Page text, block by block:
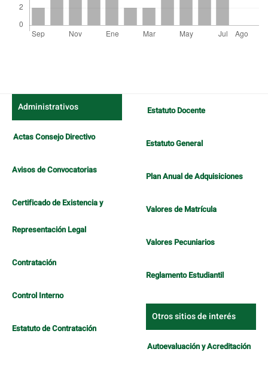
Administrativos
Actas Consejo Directivo
Avisos de Convocatorias
Certificado de Existencia y
Representación Legal
Contratación
Control Interno
Estatuto de Contratación
Estatuto Docente
Estatuto General
Plan Anual de Adquisiciones
Valores de Matrícula
Valores Pecuniarios
Reglamento Estudiantil
Otros sitios de interés
Autoevaluación y Acreditación